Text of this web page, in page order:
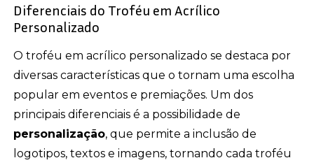
Diferenciais do Troféu em Acrílico
Personalizado
O troféu em acrílico personalizado se destaca por
diversas características que o tornam uma escolha
popular em eventos e premiações. Um dos
principais diferenciais é a possibilidade de
personalização, que permite a inclusão de
logotipos, textos e imagens, tornando cada troféu